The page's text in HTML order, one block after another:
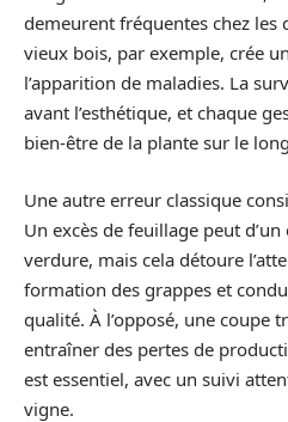
demeurent fréquentes chez les
vieux bois, par exemple, crée
l’apparition de maladies. La
avant l’esthétique, et chaque
bien-être de la plante sur le
Une autre erreur classique
Un excès de feuillage peut
verdure, mais cela détoure
formation des grappes et
qualité. À l’opposé, une coupe
entraîner des pertes de
est essentiel, avec un suivi
vigne.